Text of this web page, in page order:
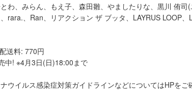
わ、みらん、もえ子、森田雛、やましたりな、黒川 侑司
rara.、Ran、リアクション ザ ブッタ、LAYRUS LOOP
送料: 770円
中! ※4月3日(日)18:00まで
ウイルス感染症対策ガイドラインなどについてはHPをご